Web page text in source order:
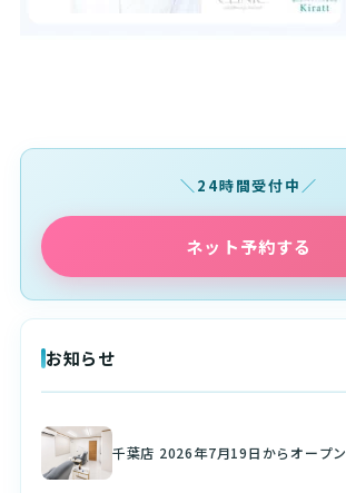
24時間受付中
ネット予約する
お知らせ
千葉店 2026年7月19日からオープン